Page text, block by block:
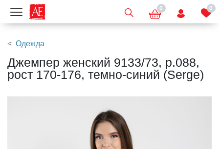
Показать меню 0 0
Одежда
Джемпер женский 9133/73, р.088,
рост 170-176, темно-синий (Serge)